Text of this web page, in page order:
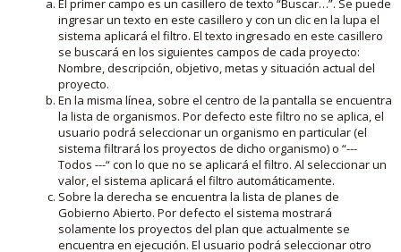
El primer campo es un casillero de texto “Buscar…”. Se puede
ingresar un texto en este casillero y con un clic en la lupa el
sistema aplicará el filtro. El texto ingresado en este casillero
se buscará en los siguientes campos de cada proyecto:
Nombre, descripción, objetivo, metas y situación actual del
proyecto.
En la misma línea, sobre el centro de la pantalla se encuentra
la lista de organismos. Por defecto este filtro no se aplica, el
usuario podrá seleccionar un organismo en particular (el
sistema filtrará los proyectos de dicho organismo) o “---
Todos ---“ con lo que no se aplicará el filtro. Al seleccionar un
valor, el sistema aplicará el filtro automáticamente.
Sobre la derecha se encuentra la lista de planes de
Gobierno Abierto. Por defecto el sistema mostrará
solamente los proyectos del plan que actualmente se
encuentra en ejecución. El usuario podrá seleccionar otro